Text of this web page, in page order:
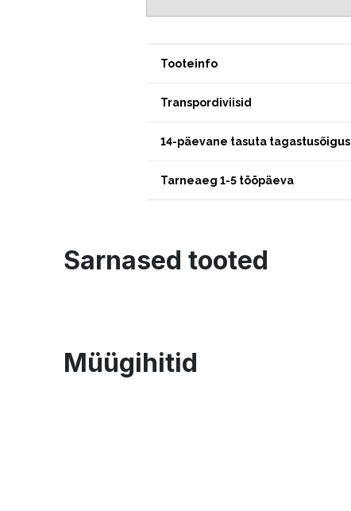
Tooteinfo
Transpordiviisid
14-päevane tasuta tagastusõigus
Tarneaeg 1-5 tööpäeva
Sarnased tooted
Müügihitid